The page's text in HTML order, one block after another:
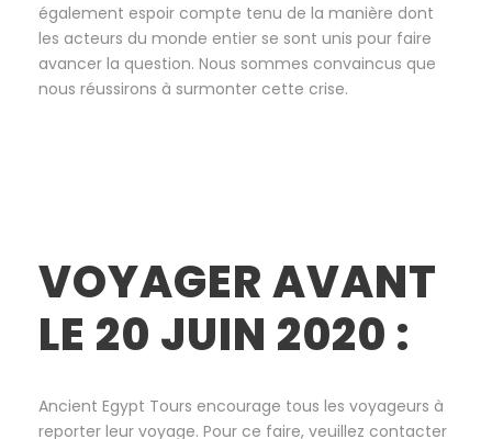
également espoir compte tenu de la manière dont
les acteurs du monde entier se sont unis pour faire
avancer la question. Nous sommes convaincus que
nous réussirons à surmonter cette crise.
VOYAGER AVANT
LE 20 JUIN 2020 :
Ancient Egypt Tours encourage tous les voyageurs à
reporter leur voyage. Pour ce faire, veuillez contacter